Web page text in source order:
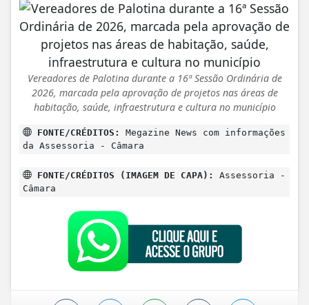
Vereadores de Palotina durante a 16ª Sessão Ordinária de
2026, marcada pela aprovação de projetos nas áreas de
habitação, saúde, infraestrutura e cultura no município
FONTE/CRÉDITOS:
Megazine News com informações
da Assessoria - Câmara
FONTE/CRÉDITOS (IMAGEM DE CAPA):
Assessoria -
Câmara